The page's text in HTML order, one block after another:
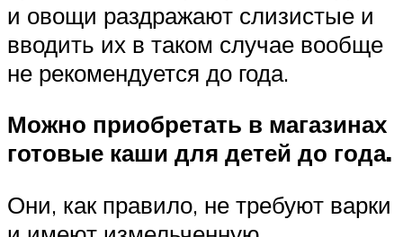
и овощи раздражают слизистые и
вводить их в таком случае вообще
не рекомендуется до года.
Можно приобретать в магазинах
готовые каши для детей до года.
Они, как правило, не требуют варки